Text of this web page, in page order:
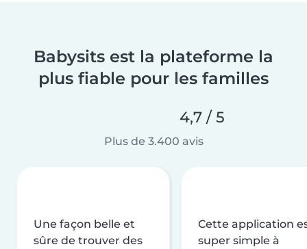
Babysits est la plateforme la
plus fiable pour les familles
4,7 / 5
Plus de 3.400 avis
Une façon belle et
sûre de trouver des
Cette application
super simple à